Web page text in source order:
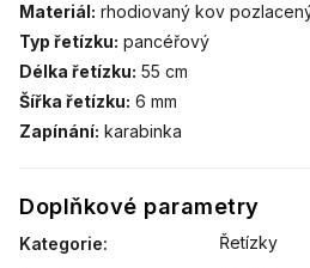
Materiál: rhodiovaný kov
Typ řetízku: pancéřový
Délka řetízku: 55 cm
Šířka řetízku: 6 mm
Zapínání: karabinka
Doplňkové parametry
Kategorie:
Řetízky